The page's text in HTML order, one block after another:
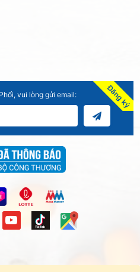
vui lòng gửi email: Đăng ký